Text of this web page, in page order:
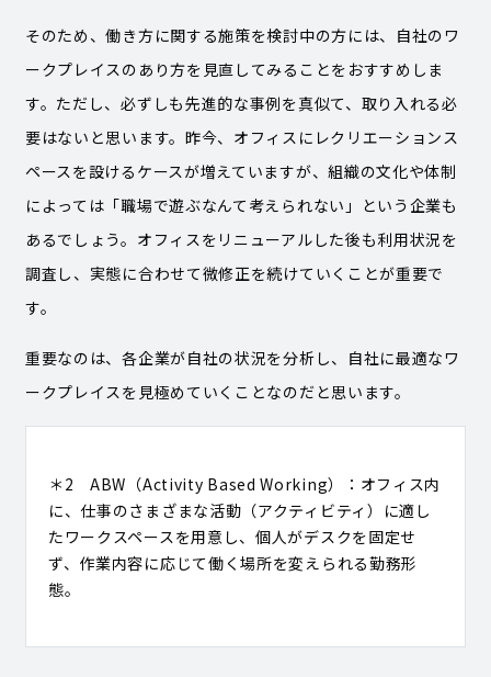
そのため、働き方に関する施策を検討中の方には、自社のワ
ークプレイスのあり方を見直してみることをおすすめしま
す。ただし、必ずしも先進的な事例を真似て、取り入れる必
要はないと思います。昨今、オフィスにレクリエーションス
ペースを設けるケースが増えていますが、組織の文化や体制
によっては「職場で遊ぶなんて考えられない」という企業も
あるでしょう。オフィスをリニューアルした後も利用状況を
調査し、実態に合わせて微修正を続けていくことが重要で
す。
重要なのは、各企業が自社の状況を分析し、自社に最適なワ
ークプレイスを見極めていくことなのだと思います。
＊2 ABW（Activity Based Working）：オフィス内
に、仕事のさまざまな活動（アクティビティ）に適し
たワークスペースを用意し、個人がデスクを固定せ
ず、作業内容に応じて働く場所を変えられる勤務形
態。